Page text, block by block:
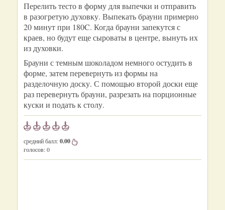
Перелить тесто в форму для выпечки и отправить
в разогретую духовку. Выпекать брауни примерно
20 минут при 180C. Когда брауни запекутся с
краев, но будут еще сыроваты в центре, вынуть их
из духовки.
Брауни с темным шоколадом немного остудить в
форме, затем перевернуть из формы на
разделочную доску. С помощью второй доски еще
раз перевернуть брауни, разрезать на порционные
куски и подать к столу.
средний балл:0.00
голосов:0